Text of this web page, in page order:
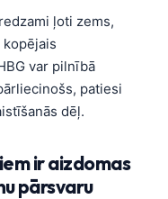
ļoti zems,
kopējais
var pilnībā
patiesi
dēļ.
ir aizdomas
pārsvaru